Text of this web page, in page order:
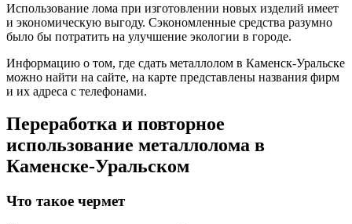
Использование лома при изготовлении новых изделий имеет
и экономическую выгоду. Сэкономленные средства разумно
было бы потратить на улучшение экологии в городе.
Информацию о том, где сдать металлолом в Каменск-Уральске
можно найти на сайте, на карте представлены названия фирм
и их адреса с телефонами.
Переработка и повторное
использование металлолома в
Каменске-Уральском
Что такое чермет